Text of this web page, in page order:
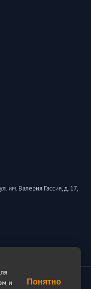
им. Валерия Гассия, д. 17,
и
Понятно